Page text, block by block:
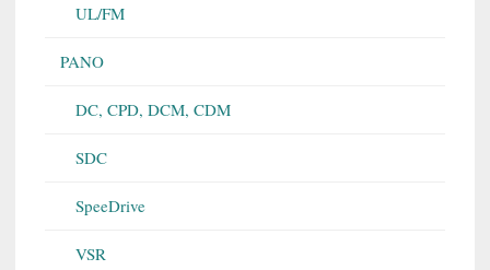
UL/FM
PANO
DC, CPD, DCM, CDM
SDC
SpeeDrive
VSR